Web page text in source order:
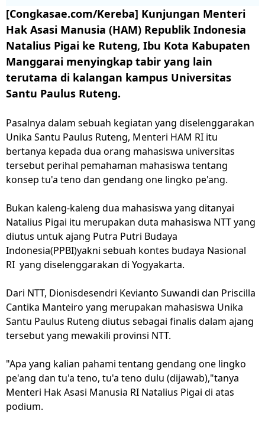
[Congkasae.com/Kereba] Kunjungan Menteri
Hak Asasi Manusia (HAM) Republik Indonesia
Natalius Pigai ke Ruteng, Ibu Kota Kabupaten
Manggarai menyingkap tabir yang lain
terutama di kalangan kampus Universitas
Santu Paulus Ruteng.
Pasalnya dalam sebuah kegiatan yang diselenggarakan
Unika Santu Paulus Ruteng, Menteri HAM RI itu
bertanya kepada dua orang mahasiswa universitas
tersebut perihal pemahaman mahasiswa tentang
konsep tu'a teno dan gendang one lingko pe'ang.
Bukan kaleng-kaleng dua mahasiswa yang ditanyai
Natalius Pigai itu merupakan duta mahasiswa NTT yang
diutus untuk ajang Putra Putri Budaya
Indonesia(PPBI)yakni sebuah kontes budaya Nasional
RI yang diselenggarakan di Yogyakarta.
Dari NTT, Dionisdesendri Kevianto Suwandi dan Priscilla
Cantika Manteiro yang merupakan mahasiswa Unika
Santu Paulus Ruteng diutus sebagai finalis dalam ajang
tersebut yang mewakili provinsi NTT.
"Apa yang kalian pahami tentang gendang one lingko
pe'ang dan tu'a teno, tu'a teno dulu (dijawab),"tanya
Menteri Hak Asasi Manusia RI Natalius Pigai di atas
podium.